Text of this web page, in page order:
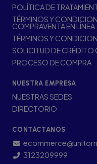
POLÍTICA DE
TÉRMINOS Y
COMPRAVENTA EN LÍNEA
TÉRMINOS Y
SOLICITUD DE
PROCESO DE COMPRA
NUESTRA EMPRESA
NUESTRAS SEDES
DIRECTORIO
CONTÁCTANOS
3123209999